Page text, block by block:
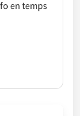
en temps